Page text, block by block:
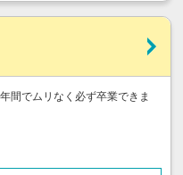
間でムリなく必ず卒業できま